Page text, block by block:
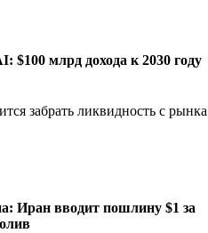
$100 млрд дохода к 2030 году
забрать ликвидность с рынка
Иран вводит пошлину $1 за